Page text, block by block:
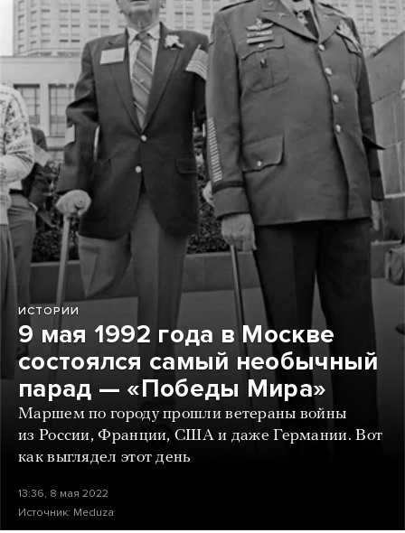
ИСТОРИИ
9 мая 1992 года в Москве
состоялся самый необычный
парад — «Победы Мира»
Маршем по городу прошли ветераны войны
из России, Франции, США и даже Германии. Вот
как выглядел этот день
13:36, 8 мая 2022
Источник: Meduza